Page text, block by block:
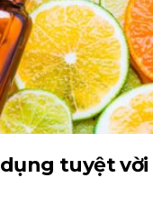
tuyệt vời